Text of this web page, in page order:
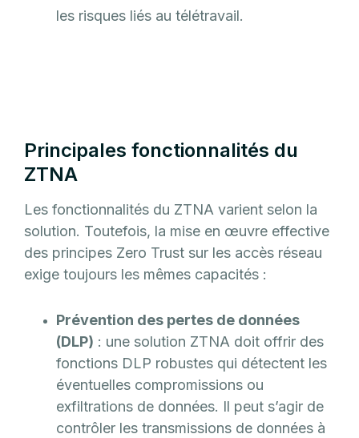
les risques liés au télétravail.
Principales fonctionnalités du
ZTNA
Les fonctionnalités du ZTNA varient selon la
solution. Toutefois, la mise en œuvre effective
des principes Zero Trust sur les accès réseau
exige toujours les mêmes capacités :
Prévention des pertes de données
(DLP) : une solution ZTNA doit offrir des
fonctions DLP robustes qui détectent les
éventuelles compromissions ou
exfiltrations de données. Il peut s’agir de
contrôler les transmissions de données à